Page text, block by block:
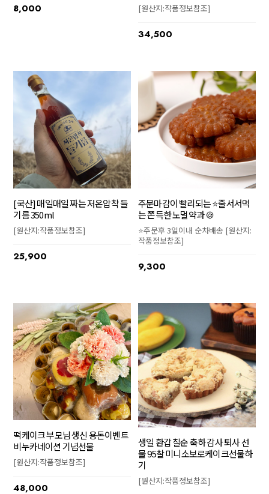
8,000 [원산지:작품정보참조]
34,500
[국산] 매일매일 짜는 저온압착 들
기름 350ml
[원산지:작품정보참조]
25,900
주문마감이 빨리되는 ⭐줄서서먹
는 쫀득한 노멀약과 🍪
⭐주문후 3일이내 순차배송 [원산지:
작품정보참조]
9,300
떡케이크 부모님 생신 용돈이벤트
비누카네이션 기념선물
[원산지:작품정보참조]
48,000
생일 환갑 칠순 축하 감사 퇴사 선
물 95찰 미니소보로케이크선물하
기
[원산지:작품정보참조]